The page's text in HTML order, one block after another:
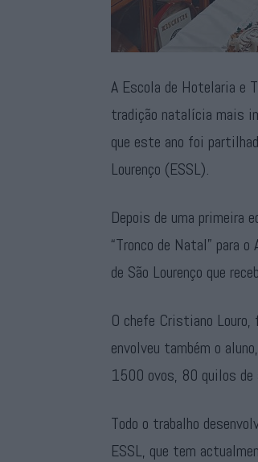
A Escola de Hotelaria e
tradição natalícia mais
que este ano foi
Lourenço (ESSL).
Depois de uma primeira
“Tronco de Natal” para
de São Lourenço que
O chefe Cristiano Louro,
envolveu também o
1500 ovos, 80 quilos de
Todo o trabalho
ESSL, que tem